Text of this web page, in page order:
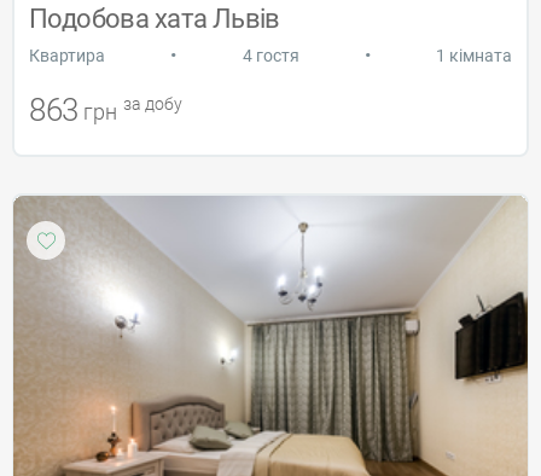
Подобова хата Львів
Квартира • 4 гостя • 1 кімната
863 грн за добу